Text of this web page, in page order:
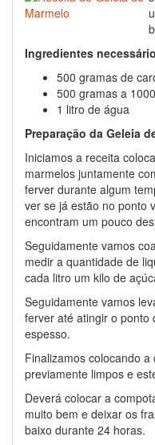
Ingredientes
500 gramas de
500 gramas a
1 litro de água
Preparação da Geleia
Iniciamos a receita
marmelos juntamente
ferver durante algum
ver se já estão no ponto
encontram um pouco
Seguidamente vamos
medir a quantidade de
cada litro um kilo de
Seguidamente vamos
ferver até atingir o ponto
espesso.
Finalizamos colocando
previamente limpos e
Deverá colocar a
muito bem e deixar os
baixo durante 24 horas.